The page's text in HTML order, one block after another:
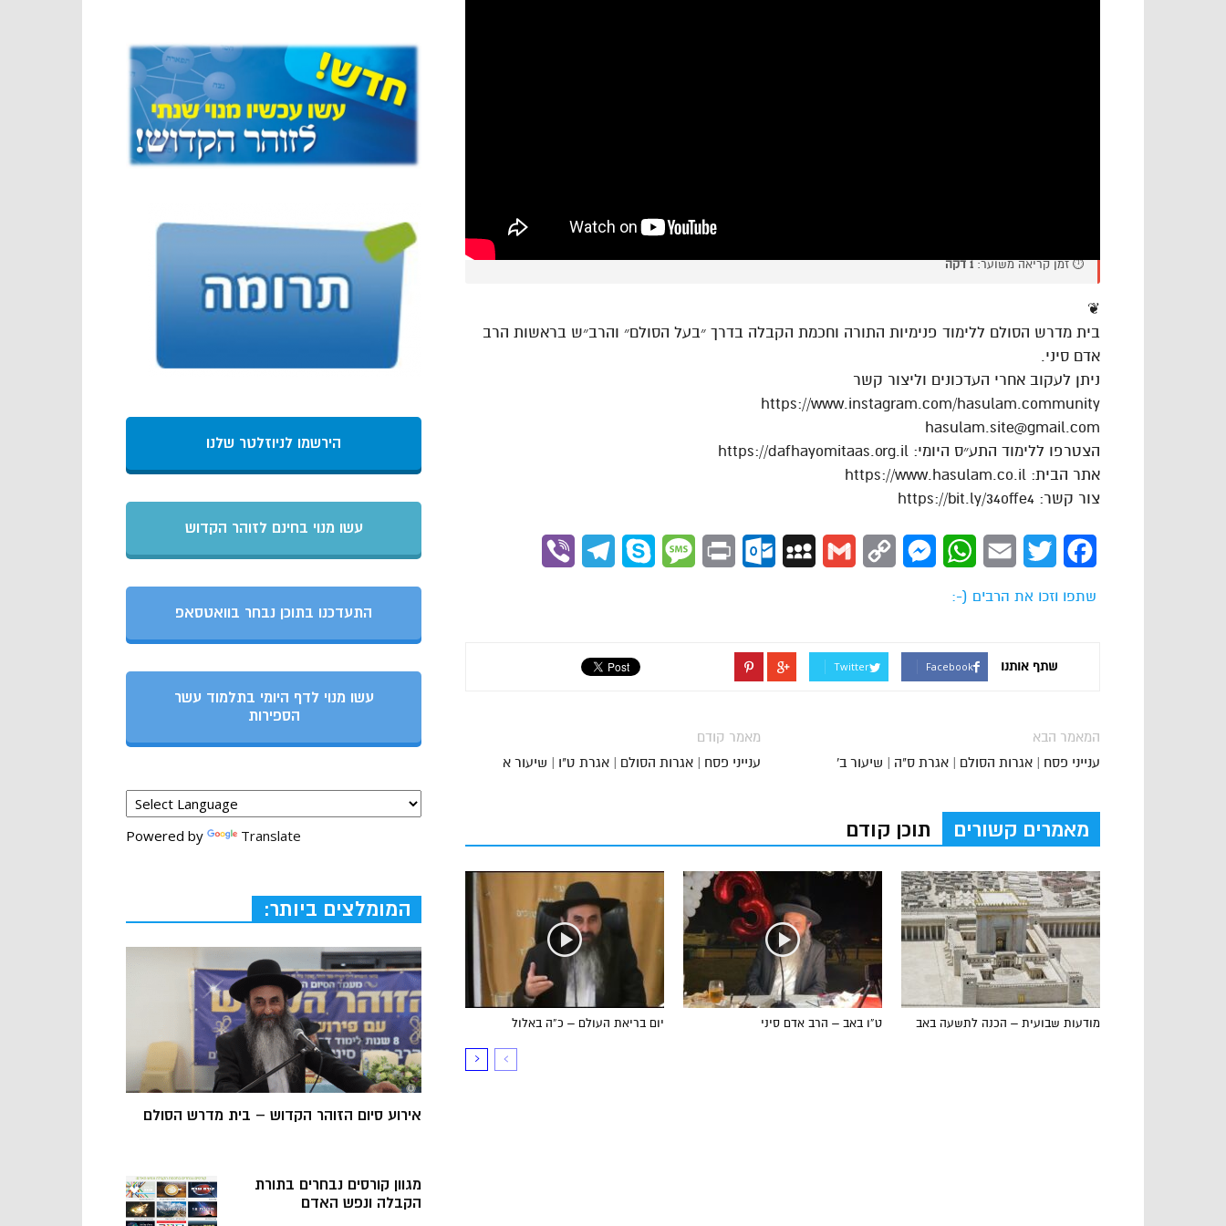
⏱️ זמן קריאה משוער:1 דקה
❦
בית מדרש הסולם ללימוד פנימיות התורה וחכמת הקבלה בדרך ״בעל הסולם״ והרב״ש בראשות הרב
אדם סיני.
ניתן לעקוב אחרי העדכונים וליצור קשר
https://www.instagram.com/hasulam.community
hasulam.site@gmail.com
הצטרפו ללימוד התע״ס היומי: https://dafhayomitaas.org.il
אתר הבית: https://www.hasulam.co.il
צור קשר: https://bit.ly/34offe4
Facebook
Twitter
Email
WhatsApp
Messenger
Copy
Gmail
MySpace
Outlook.com
Print
Message
Skype
Telegram
שתפו וזכו את הרבים (-:
שתף אותנו Facebook
Twitter
מאמר קודם
ענייני פסח | אגרות הסולם | אגרת ט"ו | שיעור א
המאמר הבא
ענייני פסח | אגרות הסולם | אגרת ס"ה | שיעור ב'
מאמרים קשורים תוכן קודם
יום בריאת העולם – כ”ה באלול ט”ו באב – הרב אדם סיני מודעות שבועית – הכנה לתשעה באב
הירשמו לניוזלטר שלנו
עשו מנוי בחינם לזוהר הקדוש
התעדכנו בתוכן נבחר בוואטסאפ
עשו מנוי לדף היומי בתלמוד עשר
הספירות
Powered by Translate
המומלצים ביותר:
אירוע סיום הזוהר הקדוש – בית מדרש הסולם
מגוון קורסים נבחרים בתורת
הקבלה ונפש האדם